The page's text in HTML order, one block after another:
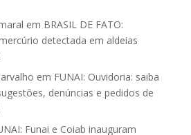
em BRASIL DE FATO:
detectada em aldeias
em FUNAI: Ouvidoria: saiba
denúncias e pedidos de
Funai e Coiab inauguram